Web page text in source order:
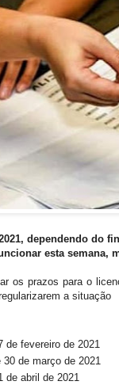
dependendo do
esta semana,
os prazos para o
a situação
de fevereiro de 2021
de março de 2021
de abril de 2021